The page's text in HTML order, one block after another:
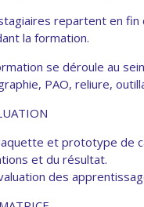
repartent en
la formation.
se déroule au
PAO, reliure,
et prototype de
et du résultat.
des